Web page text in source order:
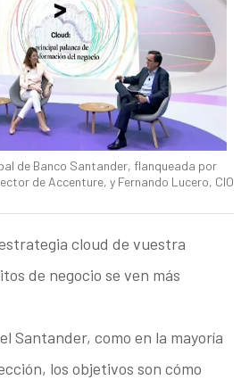
de Banco Santander, flanqueada por
de Accenture, y Fernando Lucero, CIO
cloud de vuestra
de negocio se ven más
Santander, como en la mayoría
los objetivos son cómo